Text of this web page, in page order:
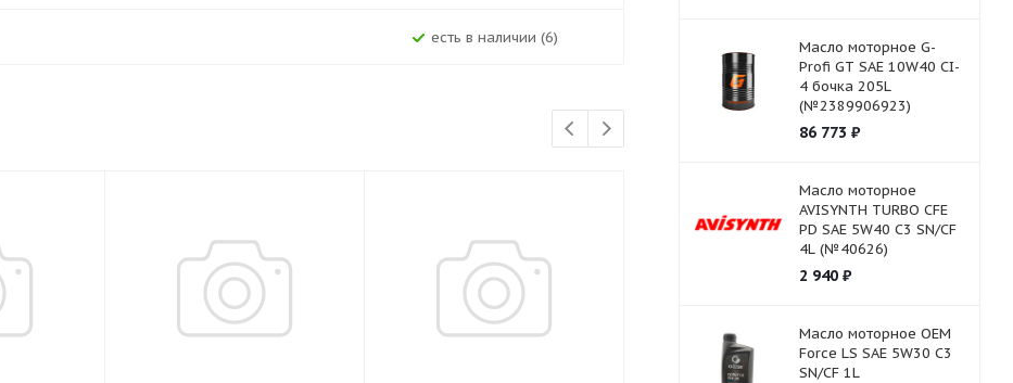
Есть в наличии (6)
Масло моторное G-
Profi GT SAE 10W40 CI-
4 бочка 205L
(№2389906923)
86 773 ₽
Масло моторное
AVISYNTH TURBO СFE
PD SAE 5W40 C3 SN/CF
4L (№40626)
2 940₽
Масло моторное OEM
Force LS SAE 5W30 C3
SN/CF 1L